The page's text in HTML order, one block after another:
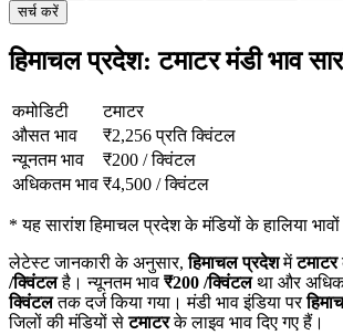
सर्च करें
हिमाचल प्रदेश: टमाटर मंडी भाव
कमोडिटी
टमाटर
औसत भाव
₹2,256 प्रति क्विंटल
न्यूनतम भाव
₹200 /क्विंटल
अधिकतम भाव ₹4,500 /क्विंटल
*यह सारांश हिमाचल प्रदेश के मंडियों के हालिया
लेटेस्ट जानकारी के अनुसार,हिमाचल प्रदेशमेंटमाटर
/क्विंटलहै। न्यूनतम भाव ₹200 /क्विंटलथा और
क्विंटलतक दर्ज किया गया। मंडी भाव इंडिया पर
जिलों की मंडियों सेटमाटरके लाइव भाव दिए गए हैं।